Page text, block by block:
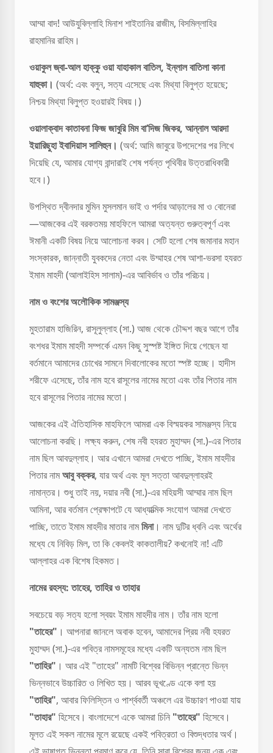
আম্মা বাদ! আউযুবিল্লাহি মিনাশ শাইতানির রাজীম, বিসমিল্লাহির
রাহমানির রাহিম।
ওয়াকুল জ্বা-আল হাক্কু ওয়া যাহাকাল বাতিল, ইন্লাল বাতিলা কানা
যাহুকা। (অর্থ: এবং বলুন, সত্য এসেছে এবং মিথ্যা বিলুপ্ত হয়েছে;
নিশ্চয় মিথ্যা বিলুপ্ত হওয়ারই বিষয়।)
ওয়ালাক্বাদ কাতাবনা ফিজ জাবুরি মিম বা’দিজ জিকর, আন্নাল আরদা
ইয়ারিছুহা ইবাদিয়াস সালিহুন। (অর্থ: আমি জাবুরে উপদেশের পর লিখে
দিয়েছি যে, আমার যোগ্য বান্দারাই শেষ পর্যন্ত পৃথিবীর উত্তরাধিকারী
হবে।)
উপস্থিত দ্বীনদার মুমিন মুসলমান ভাই ও পর্দার আড়ালের মা ও বোনেরা
—আজকের এই বরকতময় মাহফিলে আমরা অত্যন্ত গুরুত্বপূর্ণ এবং
ঈমানী একটি বিষয় নিয়ে আলোচনা করব। সেটি হলো শেষ জমানার মহান
সংস্কারক, জান্নাতী যুবকদের নেতা এবং উম্মাহর শেষ আশা-ভরসা হযরত
ইমাম মাহদী (আলাইহিস সালাম)-এর আবির্ভাব ও তাঁর পরিচয়।
নাম ও বংশের অলৌকিক সামঞ্জস্য
মুহতারাম হাজিরিন, রাসূলুল্লাহ (সা.) আজ থেকে চৌদ্দশ বছর আগে তাঁর
বংশধর ইমাম মাহদী সম্পর্কে এমন কিছু সুস্পষ্ট ইঙ্গিত দিয়ে গেছেন যা
বর্তমানে আমাদের চোখের সামনে দিবালোকের মতো স্পষ্ট হচ্ছে। হাদীস
শরীফে এসেছে, তাঁর নাম হবে রাসূলের নামের মতো এবং তাঁর পিতার নাম
হবে রাসূলের পিতার নামের মতো।
আজকের এই ঐতিহাসিক মাহফিলে আমরা এক বিস্ময়কর সামঞ্জস্য নিয়ে
আলোচনা করছি। লক্ষ্য করুন, শেষ নবী হযরত মুহাম্মদ (সা.)-এর পিতার
নাম ছিল আবদুল্লাহ। আর এখানে আমরা দেখতে পাচ্ছি, ইমাম মাহদীর
পিতার নামআবু বক্কর, যার অর্থ এবং মূল সত্তা আবদুল্লাহরই
নামান্তর। শুধু তাই নয়, দয়ার নবী (সা.)-এর মহিয়সী আম্মার নাম ছিল
আমিনা, আর বর্তমান প্রেক্ষাপটে যে আধ্যাত্মিক সংযোগ আমরা দেখতে
পাচ্ছি, তাতে ইমাম মাহদীর মাতার নামমিনা। নাম দুটির ধ্বনি এবং অর্থের
মধ্যে যে নিবিড় মিল, তা কি কেবলই কাকতালীয়? কখনোই না! এটি
আল্লাহর এক বিশেষ হিকমত।
নামের রহস্য: তাহের, তাহির ও তাহার
সবচেয়ে বড় সত্য হলো স্বয়ং ইমাম মাহদীর নাম। তাঁর নাম হলো
"তাহের" । আপনারা জানলে অবাক হবেন, আমাদের প্রিয় নবী হযরত
মুহাম্মদ (সা.)-এর পবিত্র নামসমূহের মধ্যে একটি অন্যতম নাম ছিল
"তাহির" । আর এই "তাহের" নামটি বিশ্বের বিভিন্ন প্রান্তে ভিন্ন
ভিন্নভাবে উচ্চারিত ও লিখিত হয়। আরব ভূখণ্ডে একে বলা হয়
"তাহির", আবার ফিলিস্তিন ও পার্শ্ববর্তী অঞ্চলে এর উচ্চারণ পাওয়া যায়
"তাহার" হিসেবে। বাংলাদেশে একে আমরা চিনি "তাহের" হিসেবে।
মূলত এই সকল নামের মূলে রয়েছে একই পবিত্রতা ও বিশুদ্ধতার অর্থ।